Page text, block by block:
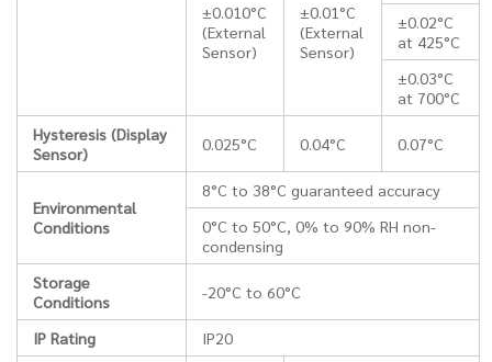
±0.010°C
(External
Sensor)
±0.01°C
(External
Sensor)
±0.02°C
at 425°C
±0.03°C
at 700°C
Hysteresis (Display
Sensor)
0.025°C 0.04°C 0.07°C
Environmental
Conditions
8°C to 38°C guaranteed accuracy
0°C to 50°C, 0% to 90% RH non-
condensing
Storage
Conditions
-20°C to 60°C
IP Rating IP20